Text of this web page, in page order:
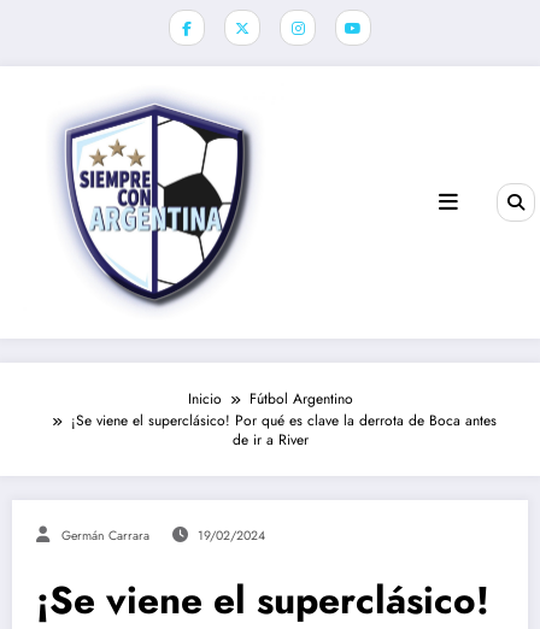
Inicio
Fútbol Argentino
¡Se viene el superclásico! Por qué es clave la derrota de Boca antes
de ir a River
Germán Carrara 19/02/2024
¡Se viene el superclásico!